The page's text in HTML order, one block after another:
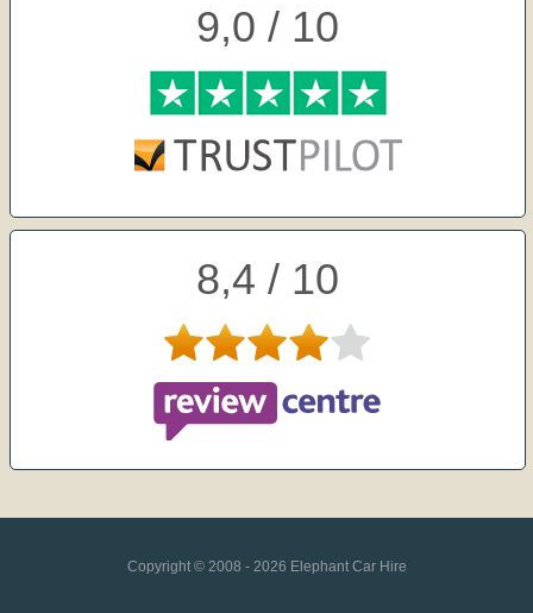
9,0 / 10
8,4 / 10
Copyright © 2008 - 2026 Elephant Car Hire